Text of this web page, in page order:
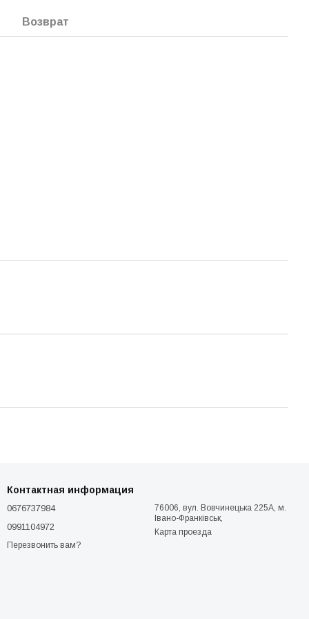
Возврат
Контактная информация
0676737984
0991104972
Перезвонить вам?
76006, вул. Вовчинецька 225А, м.
Івано-Франківськ,
Карта проезда